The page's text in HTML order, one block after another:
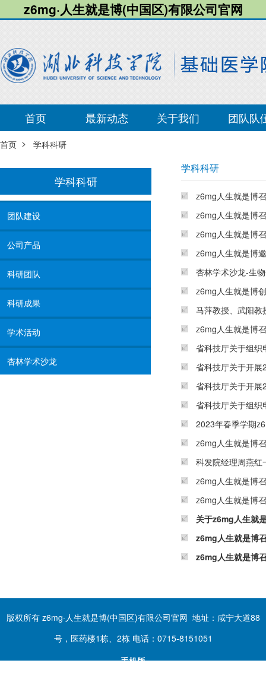
z6mg·人生就是博(中国区)有限公司官网
首页 最新动态 关于我们 团队队
首页 > 学科科研
学科科研
团队建设
公司产品
科研团队
科研成果
学术活动
杏林学术沙龙
学科科研
z6mg人生就是博
z6mg人生就是博
z6mg人生就是博
z6mg人生就是博
杏林学术沙龙-生
z6mg人生就是博
马萍教授、武阳教
z6mg人生就是博
省科技厅关于组
省科技厅关于开
省科技厅关于开
省科技厅关于组
2023年春季学期
z6mg人生就是博
科发院经理周燕红
z6mg人生就是博
z6mg人生就是博
关于z6mg人生就
z6mg人生就是博
z6mg人生就是博
版权所有 z6mg·人生就是博(中国区)有限公司官网 地址：咸宁大道88
号，医药楼1栋、2栋 电话：0715-8151051
手机版